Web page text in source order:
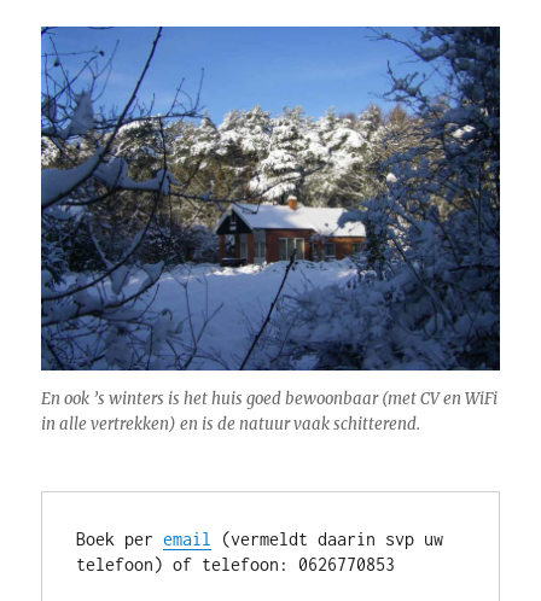
En ook ’s winters is het huis goed bewoonbaar (met CV en WiFi
in alle vertrekken) en is de natuur vaak schitterend.
Boek per email
(vermeldt daarin svp uw
telefoon) of telefoon: 0626770853